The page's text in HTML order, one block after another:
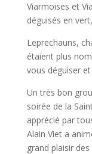
Viarmoises et
déguisés en
Leprechauns,
étaient plus
vous déguiser
Un très bon
soirée de la
apprécié par
Alain Viet a
grand plaisir